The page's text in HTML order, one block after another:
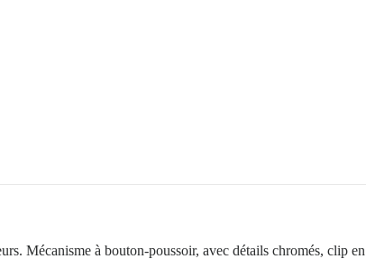
Mécanisme à bouton-poussoir, avec détails chromés, clip